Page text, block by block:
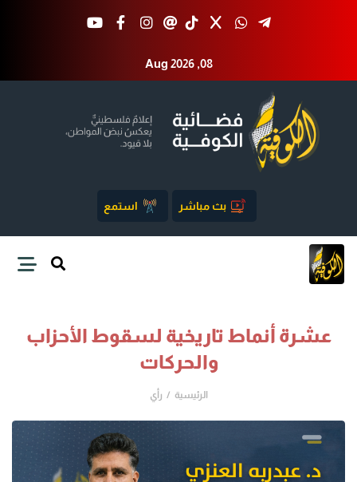
Aug 2026 ,08
بث مباشر استمع
عشرة أنماط تاريخية لسقوط الأحزاب
والحركات
الرئيسية رأي